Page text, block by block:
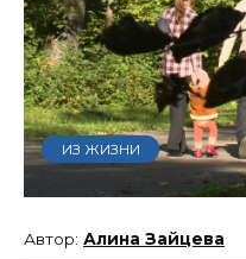
ИЗ ЖИЗНИ
Алина Зайцева